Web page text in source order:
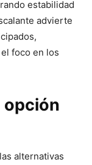
estabilidad
advierte
foco en los
opción
alternativas